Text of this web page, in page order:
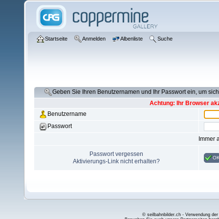
Startseite Anmelden Albenliste Suche
Geben Sie Ihren Benutzernamen und Ihr Passwort ein, um
Achtung: Ihr Browser
Benutzername
Passwort
Immer
Passwort vergessen
Aktivierungs-Link nicht erhalten?
© seilbahnbilder.ch - Verwendung